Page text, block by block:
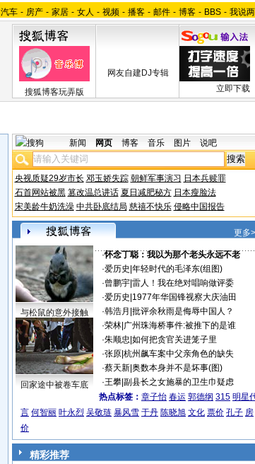
汽车 - 房产 - 家居 - 女人 - 视频 - 播客 - 邮件 - 博客 - BBS - 我说
搜狐博客玩弄版
网友自建DJ专辑
立即下载
新闻 网页 博客 音乐 图片 说吧
央视质疑29岁市长 邓玉娇失踪 朝鲜军事演习 日本兵赎罪
石首网站被黑 篡改温总讲话 夏日减肥秘方 日本瘦脸法
宋美龄牛奶洗澡 中共卧底结局 慈禧不快乐 侵略中国报告
更多
与松鼠的意外接触
回家途中被卷车底
·怀念丁聪：我以为那个老头永远不老
·爱历史 年轻时代的毛泽东(组图)
·曾鹏宇| 雷人！我在绝对唱响做评委
·爱历史 1977年华国锋视察大庆油田
·韩浩月 批评余秋雨是侮辱中国人？
·荣林| 广州珠海桥事件:被推下的是谁
·朱顺忠 如何把贪官关进笼子里
·张原| 杭州飙车案中父亲角色的缺失
·蔡天新| 奥数本身并不是坏事(图)
·王攀| 副县长之女施暴的卫生巾疑虑
热点标签： 章子怡 春运 郭德纲 315 明星
言 何智丽 叶永烈 吴敬琏 暴风雪 于丹 陈晓旭 文化 票价 孔子 房
价
精彩推荐